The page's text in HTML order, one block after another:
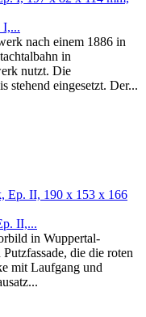
I,...
nach einem 1886 in
in
nutzt. Die
stehend eingesetzt. Der...
II,...
in Wuppertal-
die die roten
mit Laufgang und